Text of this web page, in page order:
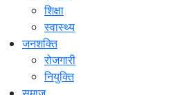
शिक्षा
स्वास्थ्य
जनशक्ति
रोजगारी
नियुक्ति